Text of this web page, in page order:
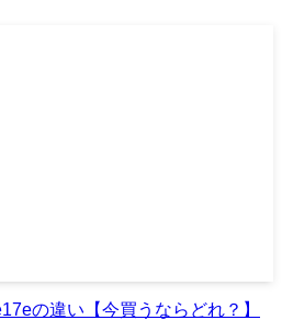
の違い【今買うならどれ？】